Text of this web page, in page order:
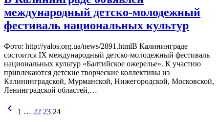
международный детско-молодежный
фестиваль национальных культур
Фото: http://yalos.org.ua/news/2891.htmlВ Калининграде
состоится IX международный детско-молодежный фестиваль
национальных культур «Балтийское ожерелье». К участию
привлекаются детские творческие коллективы из
Калининградской, Мурманской, Нижегородской, Московской,
Ленинградской областей,…
chevron_left 1 … 22 23 24